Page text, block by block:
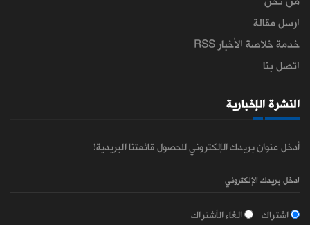
ارسل مقالة
خدمة خلاصة الأخبار RSS
اتصل بنا
النشرة الإخبارية
أدخل عنوان بريدك الإلكتروني للحصول قائمتنا البريدية!
اشتراك الغاء الأشتراك